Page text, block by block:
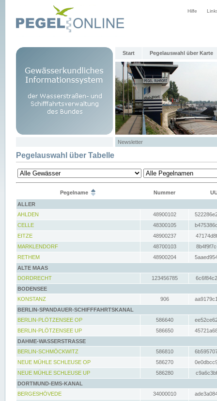
Hilfe
Start Pegelauswahl über Karte
Newsletter
Pegelauswahl über Tabelle
Pegelname Nummer
ALLER
AHLDEN
48900102
CELLE
48300105
EITZE
48900237
MARKLENDORF
48700103
RETHEM
48900204
ALTE MAAS
DORDRECHT
123456785
BODENSEE
KONSTANZ
906
BERLIN-SPANDAUER-SCHIFFFAHRTSKANAL
BERLIN-PLÖTZENSEE OP
586640
BERLIN-PLÖTZENSEE UP
586650
DAHME-WASSERSTRASSE
BERLIN-SCHMÖCKWITZ
586810
NEUE MÜHLE SCHLEUSE OP
586270
NEUE MÜHLE SCHLEUSE UP
586280
DORTMUND-EMS-KANAL
BERGESHÖVEDE
34000010